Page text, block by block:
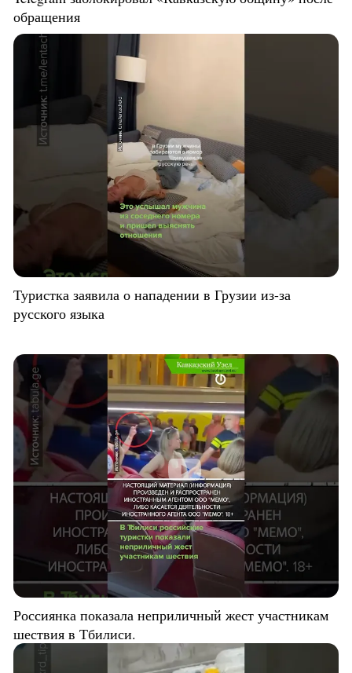
обращения
Туристка заявила о нападении в Грузии из-за
русского языка
Россиянка показала неприличный жест участникам
шествия в Тбилиси.